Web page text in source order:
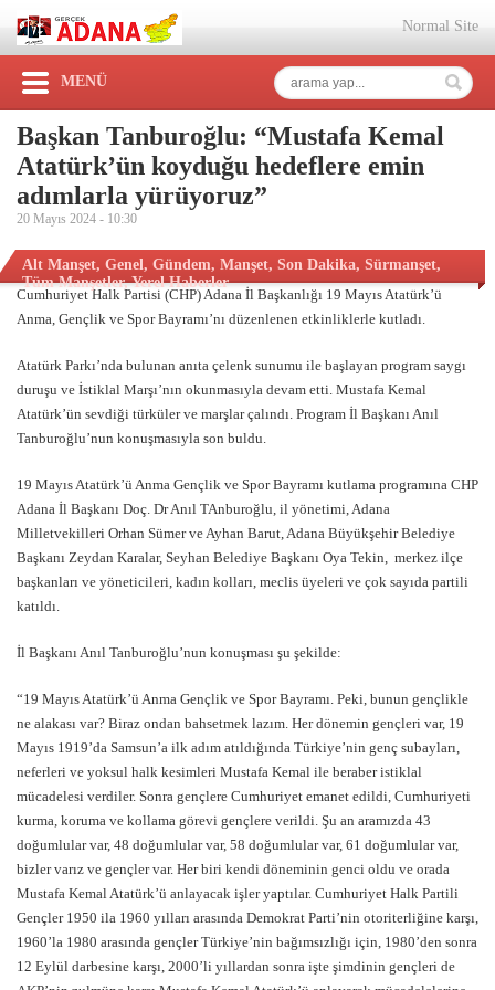
Normal Site
MENÜ
Başkan Tanburoğlu: “Mustafa Kemal
Atatürk’ün koyduğu hedeflere emin
adımlarla yürüyoruz”
20 Mayıs 2024 - 10:30
Alt Manşet, Genel, Gündem, Manşet, Son Dakika, Sürmanşet,
Tüm Manşetler,Yerel Haberler
Cumhuriyet Halk Partisi (CHP) Adana İl Başkanlığı 19 Mayıs Atatürk’ü
Anma, Gençlik ve Spor Bayramı’nı düzenlenen etkinliklerle kutladı.
Atatürk Parkı’nda bulunan anıta çelenk sunumu ile başlayan program saygı
duruşu ve İstiklal Marşı’nın okunmasıyla devam etti. Mustafa Kemal
Atatürk’ün sevdiği türküler ve marşlar çalındı. Program İl Başkanı Anıl
Tanburoğlu’nun konuşmasıyla son buldu.
19 Mayıs Atatürk’ü Anma Gençlik ve Spor Bayramı kutlama programına CHP
Adana İl Başkanı Doç. Dr Anıl TAnburoğlu, il yönetimi, Adana
Milletvekilleri Orhan Sümer ve Ayhan Barut, Adana Büyükşehir Belediye
Başkanı Zeydan Karalar, Seyhan Belediye Başkanı Oya Tekin, merkez ilçe
başkanları ve yöneticileri, kadın kolları, meclis üyeleri ve çok sayıda partili
katıldı.
İl Başkanı Anıl Tanburoğlu’nun konuşması şu şekilde:
“19 Mayıs Atatürk’ü Anma Gençlik ve Spor Bayramı. Peki, bunun gençlikle
ne alakası var? Biraz ondan bahsetmek lazım. Her dönemin gençleri var, 19
Mayıs 1919’da Samsun’a ilk adım atıldığında Türkiye’nin genç subayları,
neferleri ve yoksul halk kesimleri Mustafa Kemal ile beraber istiklal
mücadelesi verdiler. Sonra gençlere Cumhuriyet emanet edildi, Cumhuriyeti
kurma, koruma ve kollama görevi gençlere verildi. Şu an aramızda 43
doğumlular var, 48 doğumlular var, 58 doğumlular var, 61 doğumlular var,
bizler varız ve gençler var. Her biri kendi döneminin genci oldu ve orada
Mustafa Kemal Atatürk’ü anlayacak işler yaptılar. Cumhuriyet Halk Partili
Gençler 1950 ila 1960 yılları arasında Demokrat Parti’nin otoriterliğine karşı,
1960’la 1980 arasında gençler Türkiye’nin bağımsızlığı için, 1980’den sonra
12 Eylül darbesine karşı, 2000’li yıllardan sonra işte şimdinin gençleri de